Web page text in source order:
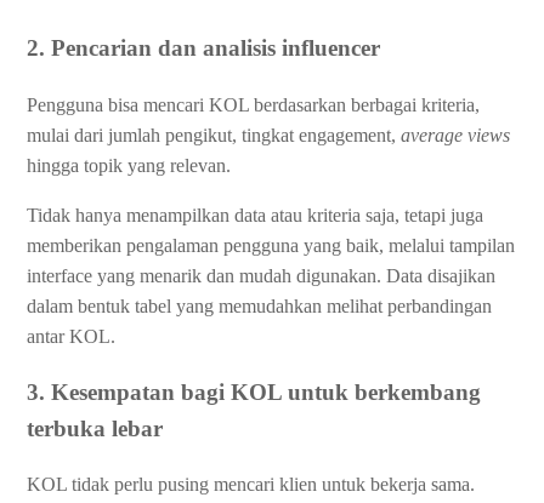
2. Pencarian dan analisis influencer
Pengguna bisa mencari KOL berdasarkan berbagai kriteria,
mulai dari jumlah pengikut, tingkat engagement, average views
hingga topik yang relevan.
Tidak hanya menampilkan data atau kriteria saja, tetapi juga
memberikan pengalaman pengguna yang baik, melalui tampilan
interface yang menarik dan mudah digunakan. Data disajikan
dalam bentuk tabel yang memudahkan melihat perbandingan
antar KOL.
3. Kesempatan bagi KOL untuk berkembang
terbuka lebar
KOL tidak perlu pusing mencari klien untuk bekerja sama.